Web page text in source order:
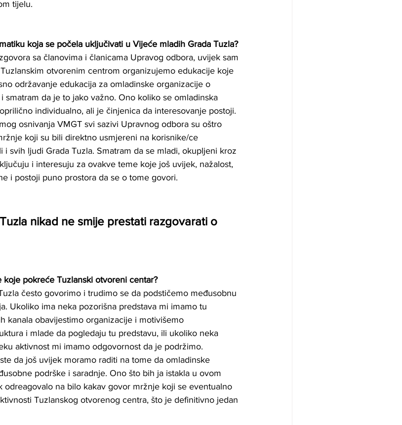
tijelu.
koja se počela uključivati u Vijeće mladih Grada Tuzla?
sa članovima i članicama Upravog odbora, uvijek sam
otvorenim centrom organizujemo edukacije koje
održavanje edukacija za omladinske organizacije o
smatram da je to jako važno. Ono koliko se omladinska
individualno, ali je činjenica da interesovanje postoji.
osnivanja VMGT svi sazivi Upravnog odbora su oštro
koji su bili direktno usmjereni na korisnike/ce
i svih ljudi Grada Tuzla. Smatram da se mladi, okupljeni kroz
i interesuju za ovakve teme koje još uvijek, nažalost,
i postoji puno prostora da se o tome govori.
nikad ne smije prestati razgovarati o
pokreće Tuzlanski otvoreni centar?
često govorimo i trudimo se da podstičemo međusobnu
Ukoliko ima neka pozorišna predstava mi imamo tu
kanala obavijestimo organizacije i motivišemo
i mlade da pogledaju tu predstavu, ili ukoliko neka
aktivnost mi imamo odgovornost da je podržimo.
da još uvijek moramo raditi na tome da omladinske
podrške i saradnje. Ono što bih ja istakla u ovom
odreagovalo na bilo kakav govor mržnje koji se eventualno
Tuzlanskog otvorenog centra, što je definitivno jedan